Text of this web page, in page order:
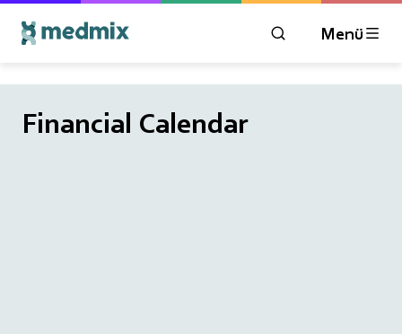
ÖFFNEN SIE DAS
Menü
Financial Calendar